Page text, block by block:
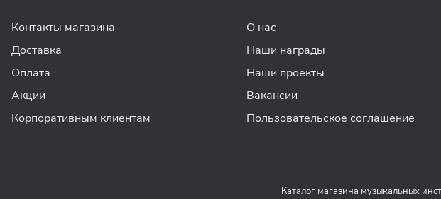
Контакты магазина
Доставка
Оплата
Акции
Корпоративным клиентам
О нас
Наши награды
Наши проекты
Вакансии
Пользовательское соглашение
Каталог магазина музыкальных